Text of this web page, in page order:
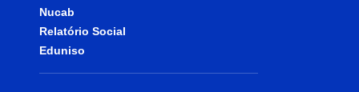
Nucab
Relatório Social
Eduniso